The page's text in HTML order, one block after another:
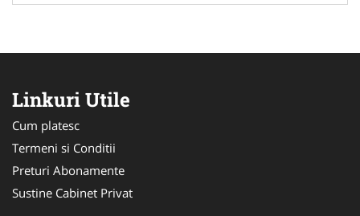
Linkuri Utile
Cum platesc
Termeni si Conditii
Preturi Abonamente
Sustine Cabinet Privat